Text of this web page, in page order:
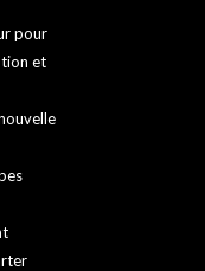
pour
et